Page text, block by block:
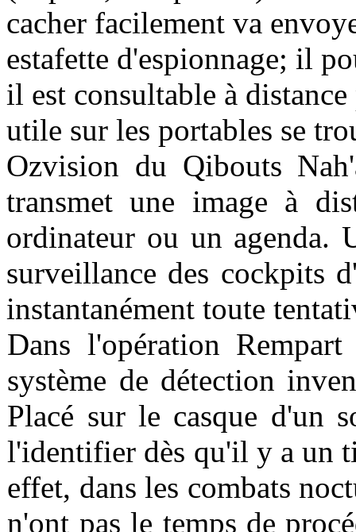
cacher facilement va
estafette d'espionnage; il
il est consultable à
utile sur les portables se
Ozvision du Qibouts
transmet une image à
ordinateur ou un agenda.
surveillance des cockpits
instantanément toute
Dans l'opération
système de détection
Placé sur le casque d'un
l'identifier dès qu'il y a un
effet, dans les combats
n'ont pas le temps de